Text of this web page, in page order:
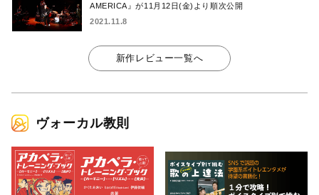
AMERICA』が11月12日(金)より順次公開
2021.11.8
新作レビュー一覧へ
ヴォーカル教則